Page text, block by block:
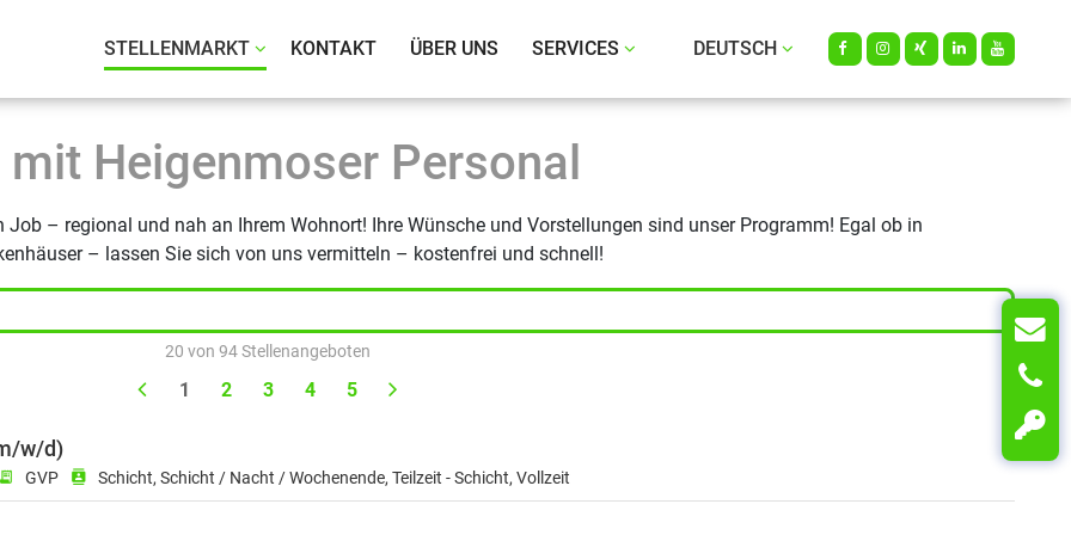
Heigenmoser GmbH
STELLENMARKT KONTAKT ÜBER UNS SERVICES DEUTSCH Facebookinstagram
Xing LinkedInYoutube
Heigenmoser Personal
Job – regional und nah an Ihrem Wohnort! Ihre Wünsche und Vorstellungen sind unser Programm! Egal ob in
– lassen Sie sich von uns vermitteln – kostenfrei und schnell!
20 von 94 Stellenangeboten
Vorherige Seite
1 2 3 4 5
Nächste Seite
w/d)Einsatzort: München, Job-ID: 0919c423-a4ca-4078-b543-79cb7be46d74
receipt_long GVP contacts Schicht, Schicht / Nacht / Wochenende, Teilzeit - Schicht, Vollzeit
München, Job-ID: 8efe0825-aae4-47e3-ad11-362638bd0a4a